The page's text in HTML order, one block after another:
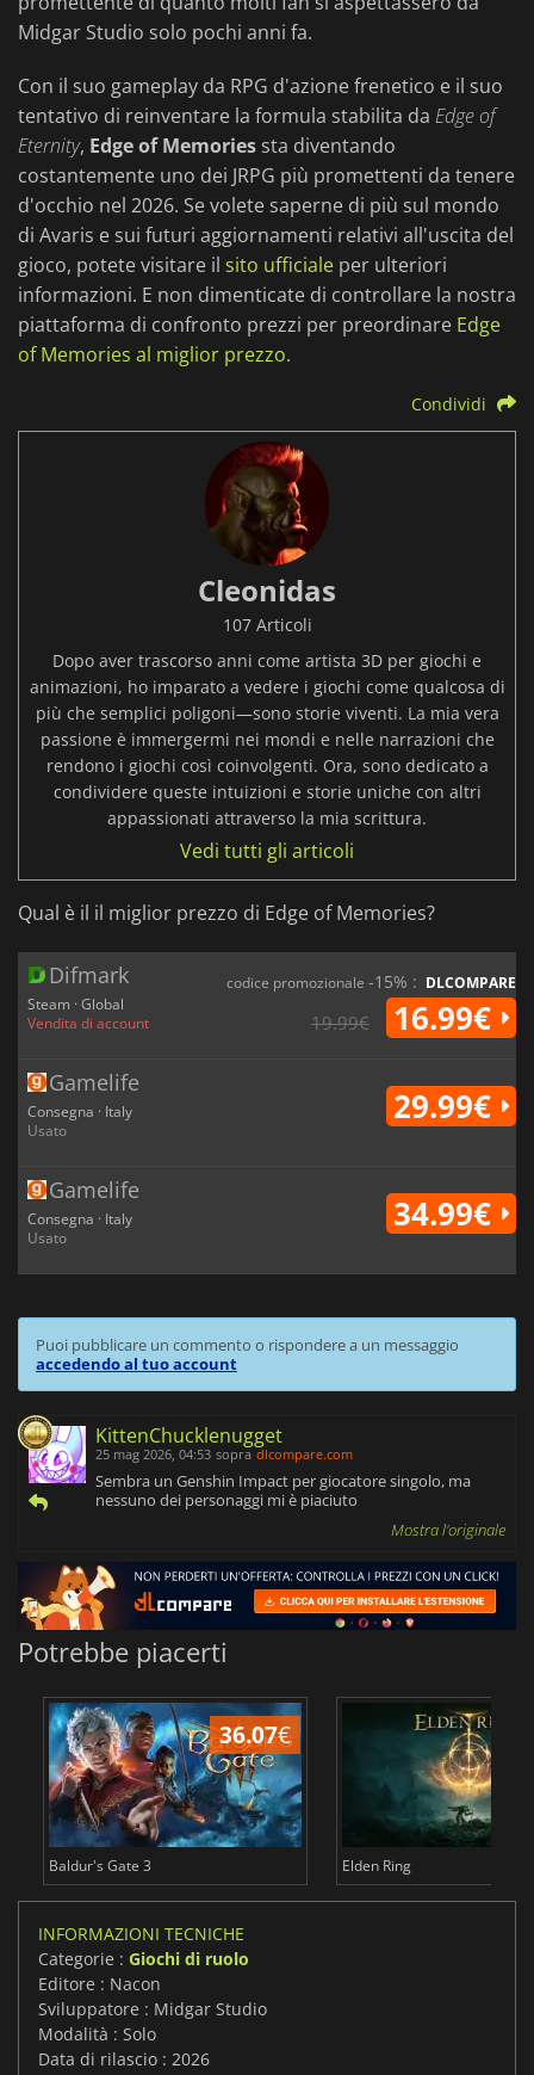
Midgar Studio solo pochi anni fa.
Con il suo gameplay da RPG d'azione frenetico e il suo
tentativo di reinventare la formula stabilita da Edge of
Eternity, Edge of Memories sta diventando
costantemente uno dei JRPG più promettenti da tenere
d'occhio nel 2026. Se volete saperne di più sul mondo
di Avaris e sui futuri aggiornamenti relativi all'uscita del
gioco, potete visitare il sito ufficiale per ulteriori
informazioni. E non dimenticate di controllare la nostra
piattaforma di confronto prezzi per preordinare Edge
of Memories al miglior prezzo.
Condividi
Cleonidas
107 Articoli
Dopo aver trascorso anni come artista 3D per giochi e
animazioni, ho imparato a vedere i giochi come qualcosa di
più che semplici poligoni—sono storie viventi. La mia vera
passione è immergermi nei mondi e nelle narrazioni che
rendono i giochi così coinvolgenti. Ora, sono dedicato a
condividere queste intuizioni e storie uniche con altri
appassionati attraverso la mia scrittura.
Vedi tutti gli articoli
Qual è il il miglior prezzo di Edge of Memories?
Difmark
Steam · Global
Vendita di account
codice promozionale -15% : DLCOMPARE
19.99€ 16.99€
Gamelife
Consegna · Italy
Usato
29.99€
Gamelife
Consegna · Italy
Usato
34.99€
Puoi pubblicare un commento o rispondere a un messaggio
accedendo al tuo account
KittenChucklenugget
25 mag 2026, 04:53 sopra dlcompare.com
Sembra un Genshin Impact per giocatore singolo, ma
nessuno dei personaggi mi è piaciuto
Mostra l'originale
Potrebbe piacerti
36.07€
Baldur's Gate 3 Elden Ring
INFORMAZIONI TECNICHE
Categorie : Giochi di ruolo
Editore : Nacon
Sviluppatore : Midgar Studio
Modalità : Solo
Data di rilascio : 2026